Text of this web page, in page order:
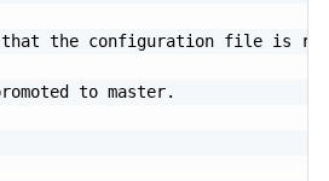
that the configuration file is
to master.